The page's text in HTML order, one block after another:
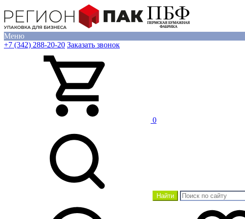
Меню
+7 (342) 288-20-20 Заказать звонок
0
Найти